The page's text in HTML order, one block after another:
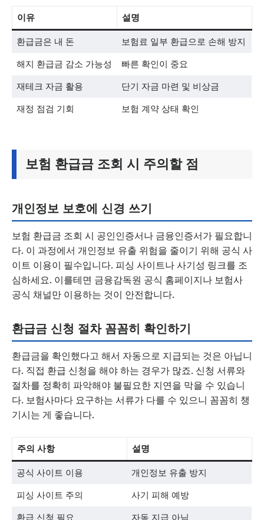
이유 설명
환급금은 내 돈 보험료 일부 환급으로 손해 방지
해지 환급금 감소 가능성 빠른 확인이 중요
재테크 자금 활용 단기 자금 마련 및 비상금
재정 점검 기회 보험 계약 상태 확인
보험 환급금 조회 시 주의할 점
개인정보 보호에 신경 쓰기
보험 환급금 조회 시 공인인증서나 금융인증서가 필요합니
다. 이 과정에서 개인정보 유출 위험을 줄이기 위해 공식 사
이트 이용이 필수입니다. 피싱 사이트나 사기성 링크를 조
심하세요. 이를테면 금융감독원 공식 홈페이지나 보험사
공식 채널만 이용하는 것이 안전합니다.
환급금 신청 절차 꼼꼼히 확인하기
환급금을 확인했다고 해서 자동으로 지급되는 것은 아닙니
다. 직접 환급 신청을 해야 하는 경우가 많죠. 신청 서류와
절차를 정확히 파악해야 불필요한 지연을 막을 수 있습니
다. 보험사마다 요구하는 서류가 다를 수 있으니 꼼꼼히 챙
기시는 게 좋습니다.
주의 사항 설명
공식 사이트 이용 개인정보 유출 방지
피싱 사이트 주의 사기 피해 예방
환급 신청 필요 자동 지급 아님